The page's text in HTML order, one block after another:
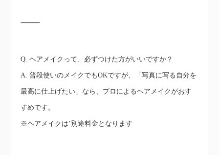
⸻
Q. ヘアメイクって、必ずつけた方がいいですか？
A. 普段使いのメイクでもOKですが、「写真に写る自分を
最高に仕上げたい」なら、プロによるヘアメイクがおす
すめです。
※ヘアメイクは’別途料金となります